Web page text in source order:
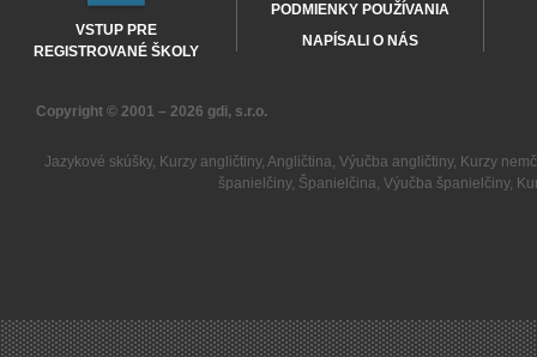
VSTUP PRE
REGISTROVANÉ ŠKOLY
PODMIENKY POUŽÍVANIA
NAPÍSALI O NÁS
Copyright © 2001 – 2026 gdi, s.r.o.
Jazykové skúšky, Kurzy angličtiny, Angličtina, Výučba angličtiny, Kurzy
španielčiny, Španielčina, Výučba španielčiny,